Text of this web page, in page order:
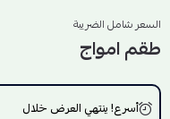
السعر شامل الضريبة
طقم امواج
أسرع! ينتهي العرض خلال